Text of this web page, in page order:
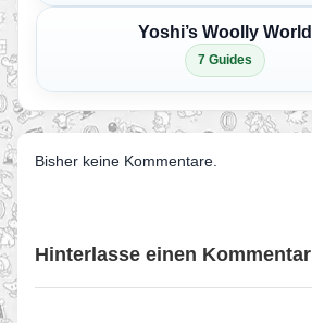
Yoshi’s Woolly World
7 Guides
Bisher keine Kommentare.
Hinterlasse einen Kommentar